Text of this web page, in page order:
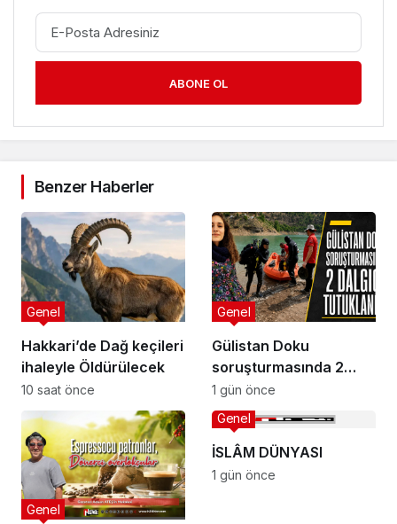
ABONE OL
Benzer Haberler
Hakkari’de Dağ keçileri
ihaleyle Öldürülecek
Genel
10 saat önce
Gülistan Doku
soruşturmasında 2
dalgıç tutuklandı
Genel
1 gün önce
Genel
İSLÂM DÜNYASI
Genel
1 gün önce